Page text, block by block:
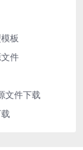
板
件
文件下载